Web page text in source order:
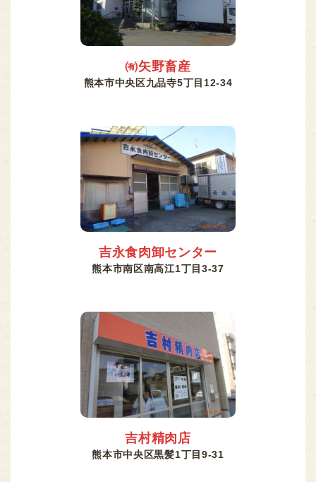
㈲矢野畜産
熊本市中央区九品寺5丁目12-34
吉永食肉卸センター
熊本市南区南高江1丁目3-37
吉村精肉店
熊本市中央区黒髪1丁目9-31